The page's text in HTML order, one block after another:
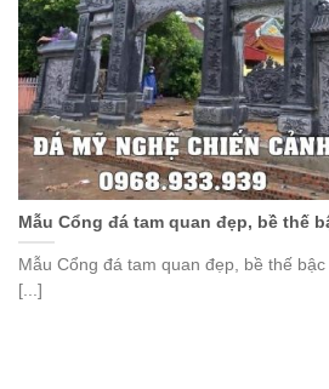
Mẫu Cổng đá tam quan đẹp, bề thế
Mẫu Cổng đá tam quan đẹp, bề thế
[...]